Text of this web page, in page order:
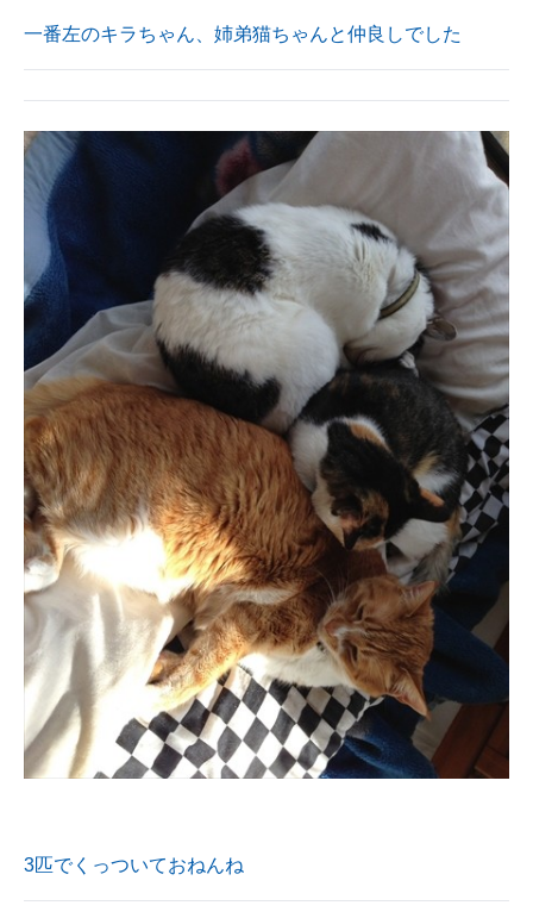
一番左のキラちゃん、姉弟猫ちゃんと仲良しでした
3匹でくっついておねんね